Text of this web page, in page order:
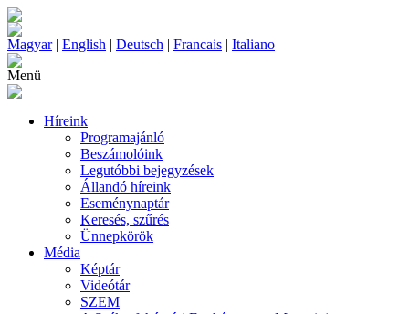
Magyar| English | Deutsch | Francais | Italiano
Menü
Híreink
Programajánló
Beszámolóink
Legutóbbi bejegyzések
Állandó híreink
Eseménynaptár
Keresés, szűrés
Ünnepkörök
Média
Képtár
Videótár
SZEM